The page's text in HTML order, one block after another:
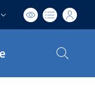
attiva: